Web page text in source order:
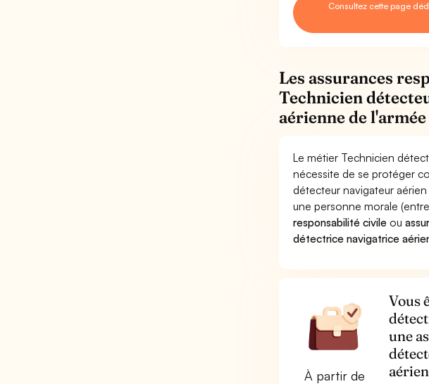
Consultez cette page
Les assurances
Technicien
aérienne de l'armée
Le métier Technicien
nécessite de se protéger
détecteur navigateur
une personne morale
responsabilité civile ou
détectrice navigatrice
À partir de
Vous
une